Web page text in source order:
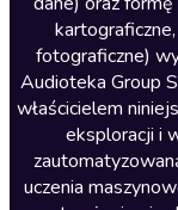
Literatura piękna
Nagrania
Nauka języków
Nauki
Podcasty i audycje
fotograficzne)
Audioteka Group
właścicielem
eksploracji i
uczenia